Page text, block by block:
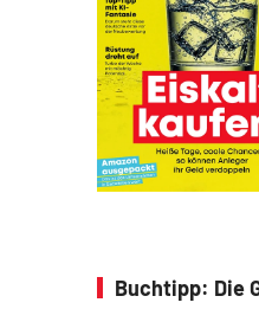
Buchtipp: Die